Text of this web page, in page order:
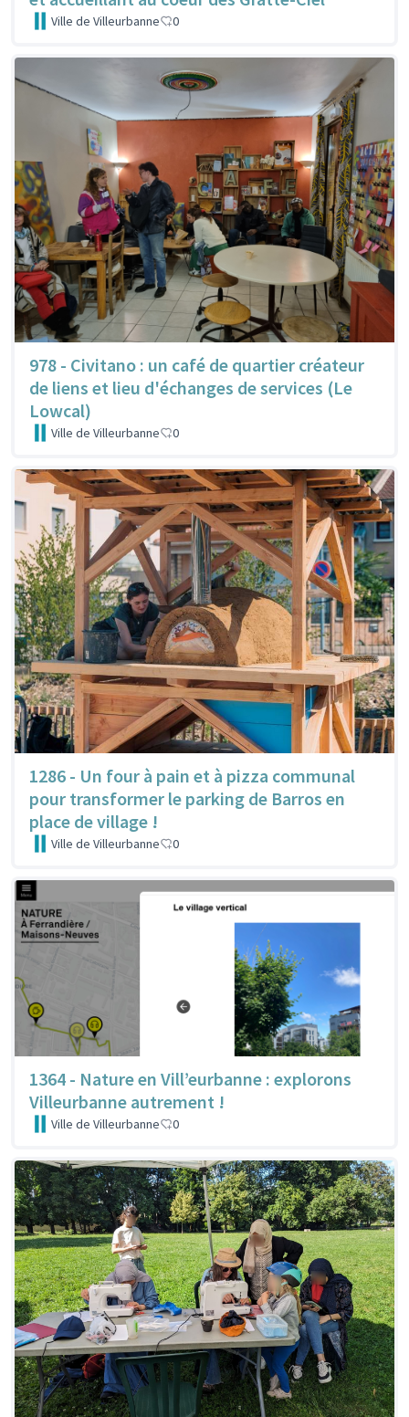
Ville de Villeurbanne 0
978 - Civitano : un café de quartier créateur
de liens et lieu d'échanges de services (Le
Lowcal)
Ville de Villeurbanne 0
1286 - Un four à pain et à pizza communal
pour transformer le parking de Barros en
place de village !
Ville de Villeurbanne 0
1364 - Nature en Vill’eurbanne : explorons
Villeurbanne autrement !
Ville de Villeurbanne 0